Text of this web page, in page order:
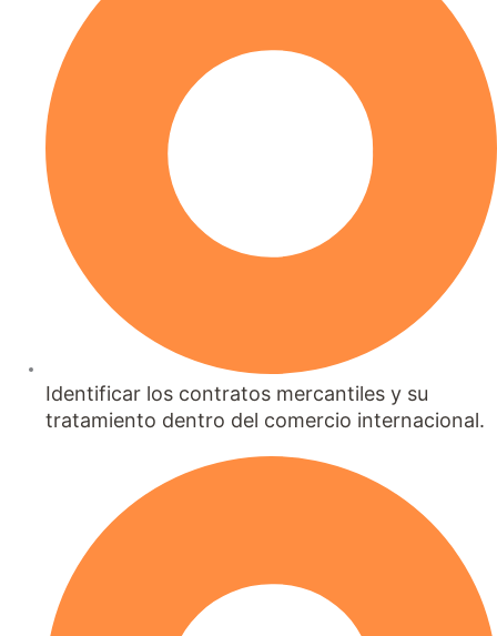
Identificar los contratos mercantiles y su
tratamiento dentro del comercio internacional.